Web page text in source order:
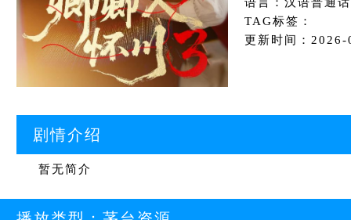
TAG标签：
更新时间：
剧情介绍
暂无简介